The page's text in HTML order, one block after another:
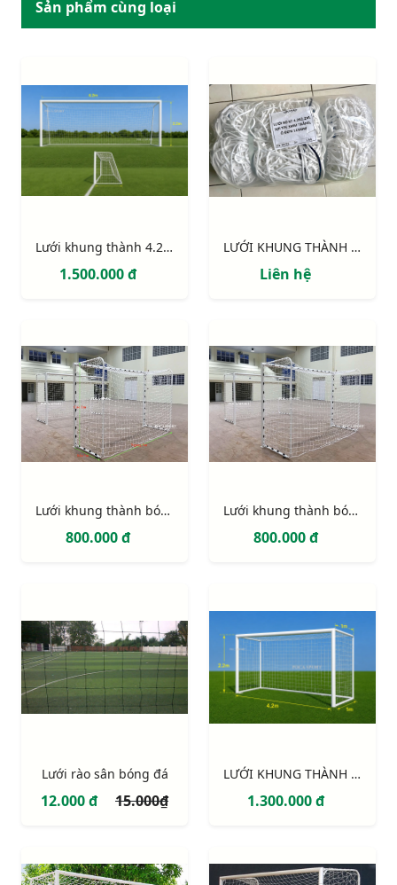
Sản phẩm cùng loại
Lưới khung thành 4.2m x 2.2m x 1m x 1.2m
1.500.000 đ
LƯỚI KHUNG THÀNH 4.2m x 2.2m
Liên hệ
Lưới khung thành bóng đá 5 người (gôn mini sân cỏ nhân tạo)
800.000 đ
Lưới khung thành bóng đá 5 người (gôn mini sân cỏ nhân tạo)
800.000 đ
Lưới rào sân bóng đá
12.000 đ 15.000₫
LƯỚI KHUNG THÀNH 7 NGƯỜI 4,2M x 2,2M (NEW)
1.300.000 đ